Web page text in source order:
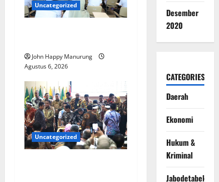
Uncategorized
John Happy Manurung
Agustus 6, 2026
Uncategorized
Desember
2020
CATEGORIES
Daerah
Ekonomi
Hukum &
Kriminal
Jabodetabek